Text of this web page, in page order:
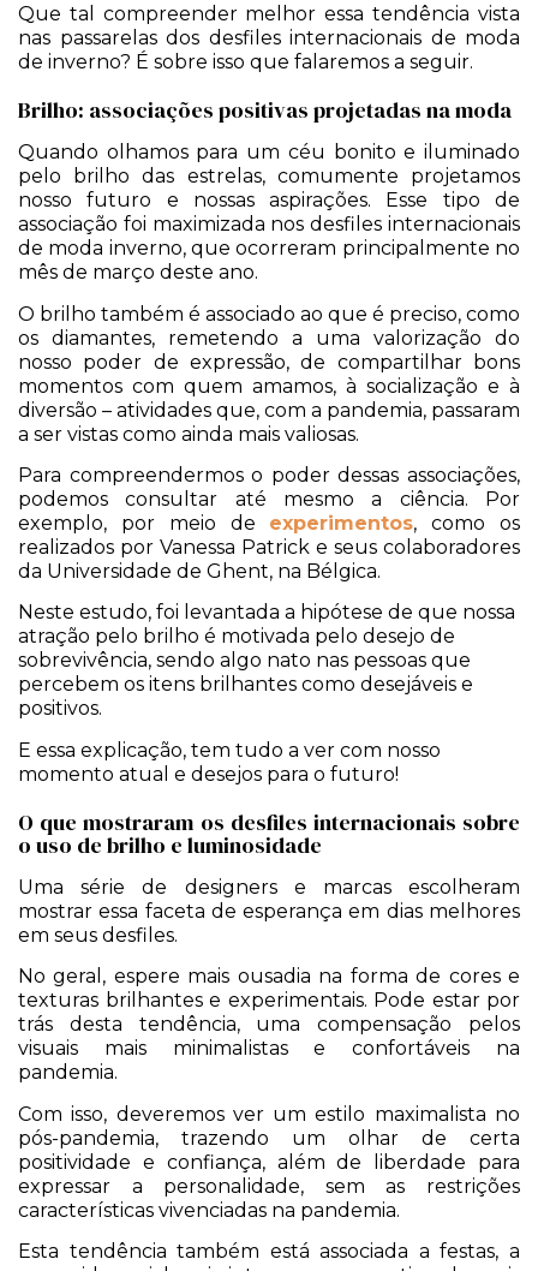
Que tal compreender melhor essa tendência vista
nas passarelas dos desfiles internacionais de moda
de inverno? É sobre isso que falaremos a seguir.
Brilho: associações positivas projetadas na moda
Quando olhamos para um céu bonito e iluminado
pelo brilho das estrelas, comumente projetamos
nosso futuro e nossas aspirações. Esse tipo de
associação foi maximizada nos desfiles internacionais
de moda inverno, que ocorreram principalmente no
mês de março deste ano.
O brilho também é associado ao que é preciso, como
os diamantes, remetendo a uma valorização do
nosso poder de expressão, de compartilhar bons
momentos com quem amamos, à socialização e à
diversão – atividades que, com a pandemia, passaram
a ser vistas como ainda mais valiosas.
Para compreendermos o poder dessas associações,
podemos consultar até mesmo a ciência. Por
exemplo, por meio de experimentos, como os
realizados por Vanessa Patrick e seus colaboradores
da Universidade de Ghent, na Bélgica.
Neste estudo, foi levantada a hipótese de que nossa
atração pelo brilho é motivada pelo desejo de
sobrevivência, sendo algo nato nas pessoas que
percebem os itens brilhantes como desejáveis e
positivos.
E essa explicação, tem tudo a ver com nosso
momento atual e desejos para o futuro!
O que mostraram os desfiles internacionais sobre
o uso de brilho e luminosidade
Uma série de designers e marcas escolheram
mostrar essa faceta de esperança em dias melhores
em seus desfiles.
No geral, espere mais ousadia na forma de cores e
texturas brilhantes e experimentais. Pode estar por
trás desta tendência, uma compensação pelos
visuais mais minimalistas e confortáveis na
pandemia.
Com isso, deveremos ver um estilo maximalista no
pós-pandemia, trazendo um olhar de certa
positividade e confiança, além de liberdade para
expressar a personalidade, sem as restrições
características vivenciadas na pandemia.
Esta tendência também está associada a festas, a